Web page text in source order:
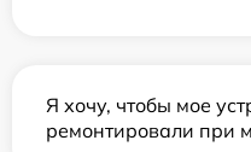
Я хочу, чтобы мое
ремонтировали при